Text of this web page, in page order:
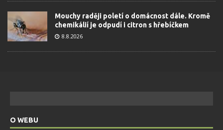
Mouchy raději poletí o domácnost dále. Kromě
chemikálií je odpudí i citron s hřebíčkem
8.8.2026
O WEBU